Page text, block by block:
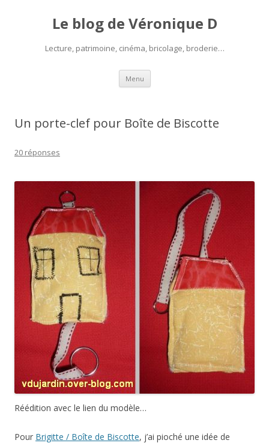
Le blog de Véronique D
Lecture, patrimoine, cinéma, bricolage, broderie…
Menu Aller
contenu
Un porte-clef pour Boîte de Biscotte
20 réponses
Réédition avec le lien du modèle…
Pour Brigitte / Boîte de Biscotte, j’ai pioché une idée de